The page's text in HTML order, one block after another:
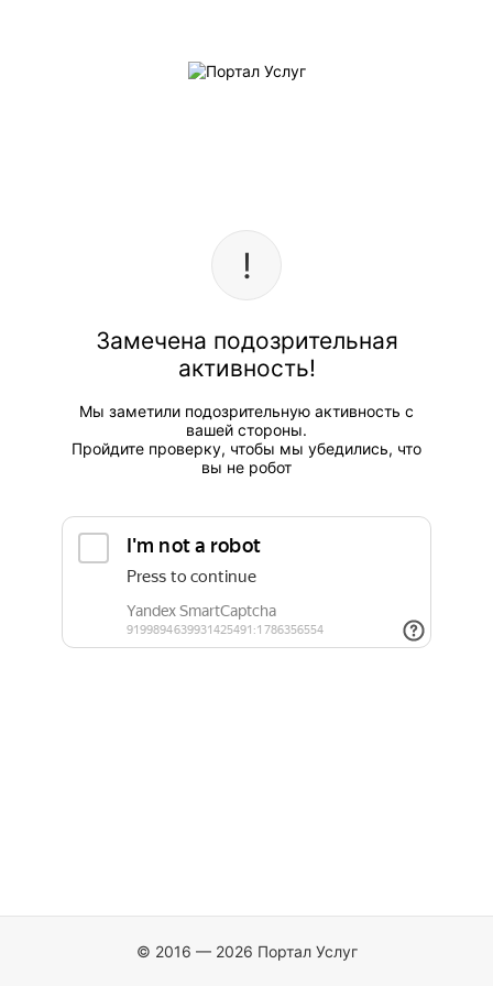
Замечена подозрительная
активность!
Мы заметили подозрительную активность с
вашей стороны.
Пройдите проверку, чтобы мы убедились, что
вы не робот
© 2016 — 2026 Портал Услуг